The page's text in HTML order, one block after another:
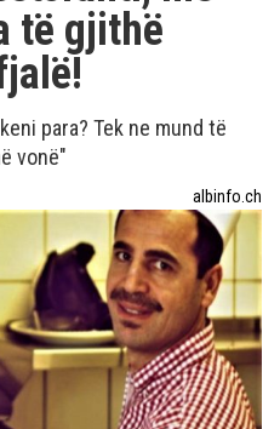
të gjithë
para? Tek ne mund të
vonë"
albinfo.ch